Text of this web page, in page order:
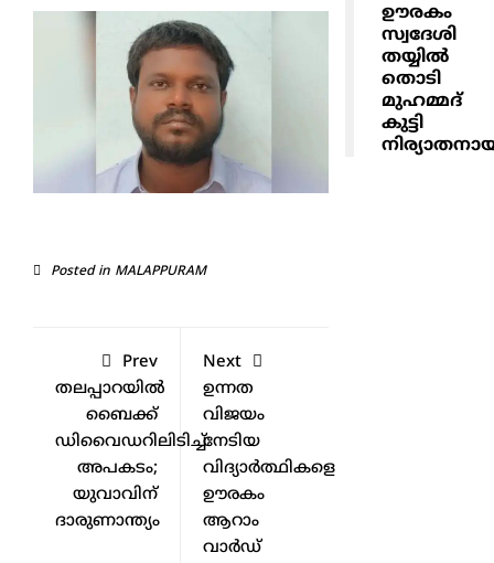
Posted in MALAPPURAM
Prev
തലപ്പാറയിൽ
ബൈക്ക്
ഡിവൈഡറിലിടിച്ച്
അപകടം;
യുവാവിന്
ദാരുണാന്ത്യം
Next
ഉന്നത
വിജയം
നേടിയ
വിദ്യാർത്ഥികളെ
ഊരകം
ആറാം
വാർഡ്
ഊരകം
സ്വദേശി
തയ്യിൽ
തൊടി
മുഹമ്മദ്
കുട്ടി